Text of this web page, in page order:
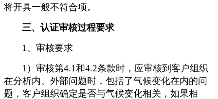
将开具一般不符合项。
三、认证审核过程要求
1、审核要求
1）审核第4.1和4.2条款时，应审核到客户组织
在分析内、外部问题时，包括了气候变化在内的问
题，客户组织确定是否与气候变化相关，如果相